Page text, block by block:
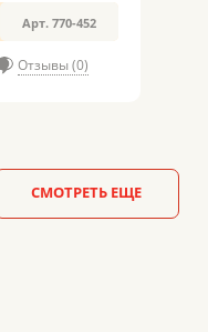
Арт. 770-452
Отзывы (0)
СМОТРЕТЬ ЕЩЕ